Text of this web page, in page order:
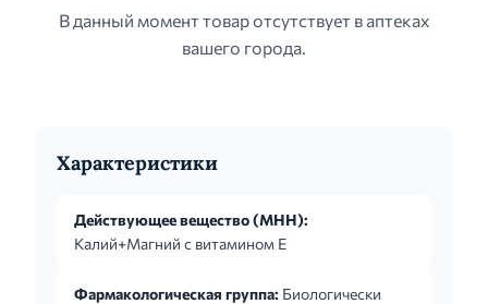
В данный момент товар отсутствует в аптеках
вашего города.
Характеристики
Действующее вещество (МНН):
Калий+Магний с витамином Е
Фармакологическая группа: Биологически